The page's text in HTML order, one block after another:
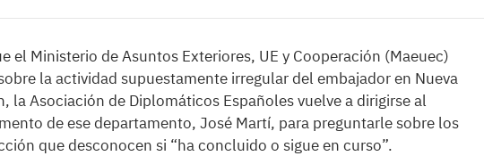
el Ministerio de Asuntos Exteriores, UE y Cooperación (Maeuec)
la actividad supuestamente irregular del embajador en Nueva
la Asociación de Diplomáticos Españoles vuelve a dirigirse al
de ese departamento, José Martí, para preguntarle sobre los
que desconocen si “ha concluido o sigue en curso”.